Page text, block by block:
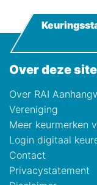
Over deze site
Over RAI
Vereniging
Meer keurmerken
Login digitaal
Contact
Privacystatement